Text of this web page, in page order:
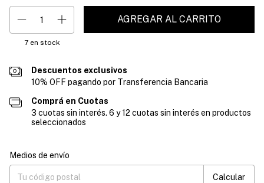
7en stock
Descuentos exclusivos
10% OFF pagando por Transferencia Bancaria
Comprá en Cuotas
3 cuotas sin interés. 6 y 12 cuotas sin interés en productos
seleccionados
Entregas para el CP:
Medios de envío
Calcular